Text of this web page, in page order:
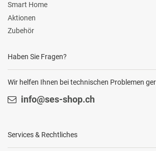
Smart Home
Aktionen
Zubehör
Haben Sie Fragen?
Wir helfen Ihnen bei technischen Problemen
info@ses-shop.ch
Services & Rechtliches